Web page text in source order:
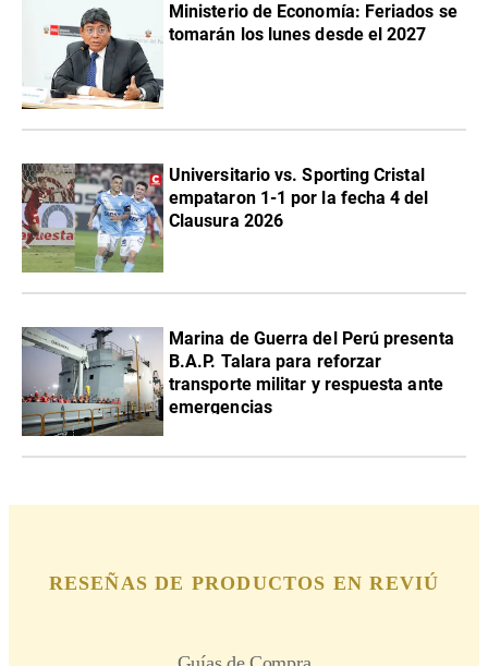
Ministerio de Economía: Feriados se
tomarán los lunes desde el 2027
Universitario vs. Sporting Cristal
empataron 1-1 por la fecha 4 del
Clausura 2026
Marina de Guerra del Perú presenta
B.A.P. Talara para reforzar
transporte militar y respuesta ante
emergencias